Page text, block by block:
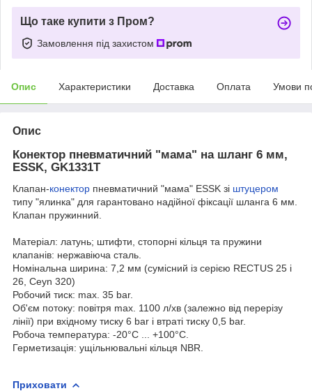
Що таке купити з Пром?
Замовлення під захистом
Опис Характеристики Доставка Оплата Умови
Опис
Конектор пневматичний "мама" на шланг 6 мм,
ESSK, GK1331T
Клапан-конектор пневматичний "мама" ESSK зі штуцером
типу "ялинка" для гарантовано надійної фіксації шланга 6 мм.
Клапан пружинний.
Матеріал: латунь; штифти, стопорні кільця та пружини
клапанів: нержавіюча сталь.
Номінальна ширина: 7,2 мм (сумісний із серією RECTUS 25 і
26, Ceyn 320)
Робочий тиск: max. 35 bar.
Об'єм потоку: повітря max. 1100 л/хв (залежно від перерізу
лінії) при вхідному тиску 6 bar і втраті тиску 0,5 bar.
Робоча температура: -20°C ... +100°C.
Герметизація: ущільнювальні кільця NBR.
Приховати